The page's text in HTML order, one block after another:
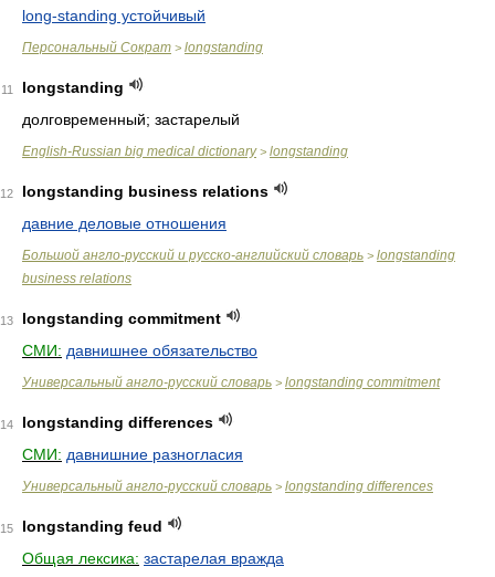
long-standing устойчивый
Персональный Сократ > longstanding
11
longstanding
долговременный; застарелый
English-Russian big medical dictionary> longstanding
12
longstanding business relations
давние деловые отношения
Большой англо-русский и русско-английский словарь > longstanding
business relations
13
longstanding commitment
СМИ: давнишнее обязательство
Универсальный англо-русский словарь > longstanding commitment
14
longstanding differences
СМИ: давнишние разногласия
Универсальный англо-русский словарь > longstanding differences
15
longstanding feud
Общая лексика: застарелая вражда